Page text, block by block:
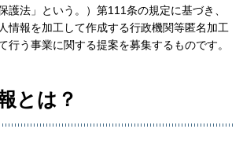
護法」という。）第111条の規定に基づき、
情報を加工して作成する行政機関等匿名加工
行う事業に関する提案を募集するものです。
とは？